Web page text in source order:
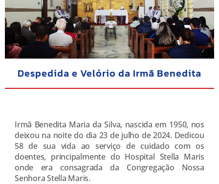
Despedida e Velório da Irmã Benedita
Irmã Benedita Maria da Silva, nascida em 1950, nos
deixou na noite do dia 23 de julho de 2024. Dedicou
58 de sua vida ao serviço de cuidado com os
doentes, principalmente do Hospital Stella Maris
onde era consagrada da Congregação Nossa
Senhora Stella Maris.